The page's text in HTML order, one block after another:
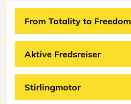
From Totality to Freedom
Aktive Fredsreiser
Stirlingmotor